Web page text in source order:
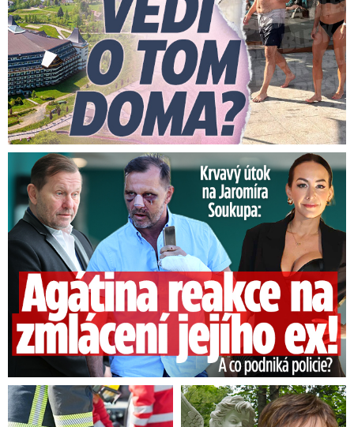
Útok na Jaromíra Soukupa: Reakce Agáty na zmlácení jejího ex